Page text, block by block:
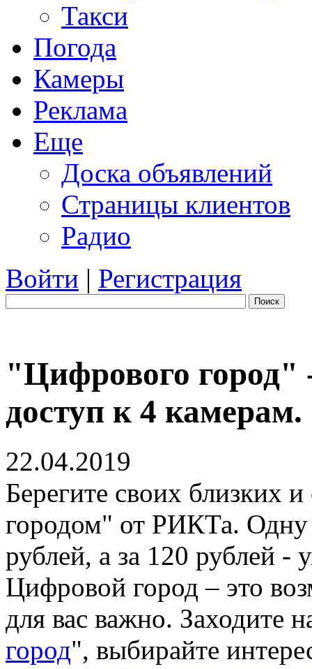
Такси
Погода
Камеры
Реклама
Еще
Доска объявлений
Страницы клиентов
Радио
Войти | Регистрация
Поиск
"Цифрового город"
доступ к 4 камерам.
22.04.2019
Берегите своих близких
городом" от РИКТа. Одну
рублей, а за 120 рублей -
Цифровой город – это
для вас важно. Заходите
город", выбирайте